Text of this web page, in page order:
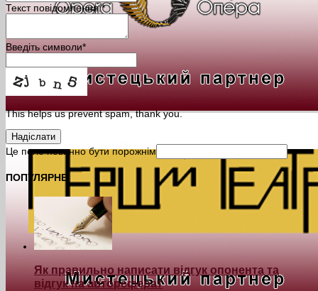
Текст повідомлення:*
Введіть символи*
This helps us prevent spam, thank you.
Надіслати
Це поле повинно бути порожнім
ПОПУЛЯРНЕ
Як правильно написати відгук опонента та
відгук на автореферат